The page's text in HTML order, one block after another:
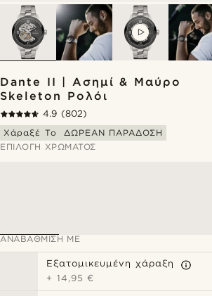
Dante II | Ασημί & Μαύρο
Skeleton Ρολόι
4.9 (802)
Χάραξέ Το
ΔΩΡΕΑΝ ΠΑΡΑΔΟΣΗ
ΕΠΙΛΟΓΉ ΧΡΏΜΑΤΟΣ
ΑΝΑΒΆΘΜΙΣΗ ΜΕ
Εξατομικευμένη χάραξη
+ 14,95 €